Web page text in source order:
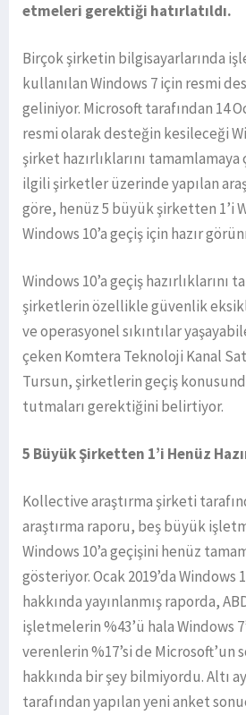
etmeleri gerektiği hatırlatıldı.
Birçok şirketin bilgisayarlarında
kullanılan Windows 7 için resmi
geliniyor. Microsoft tarafından 14
resmi olarak desteğin kesileceği
şirket hazırlıklarını tamamlamaya
ilgili şirketler üzerinde yapılan
göre, henüz 5 büyük şirketten 1’i
Windows 10’a geçiş için hazır
Windows 10’a geçiş hazırlıklarını
şirketlerin özellikle güvenlik
ve operasyonel sıkıntılar
çeken Komtera Teknoloji Kanal
Tursun, şirketlerin geçiş
tutmaları gerektiğini belirtiyor.
5 Büyük Şirketten 1’i Henüz
Kollective araştırma şirketi
araştırma raporu, beş büyük
Windows 10’a geçişini henüz
gösteriyor. Ocak 2019’da Windows
hakkında yayınlanmış raporda,
işletmelerin %43’ü hala Windows
verenlerin %17’si de Microsoft’un
hakkında bir şey bilmiyordu. Altı
tarafından yapılan yeni anket